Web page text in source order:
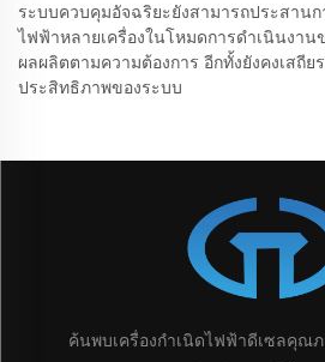
ระบบควบคุมอัจฉริยะยังสามารถประสานก
ไฟฟ้าหลายเครื่องในโหมดการดำเนินงา
ผลผลิตตามความต้องการ อีกทั้งยังคงเสถี
ประสิทธิภาพของระบบ
ค้นพบเครื่องกำเนิดไฟฟ้าดีเซลคุณ